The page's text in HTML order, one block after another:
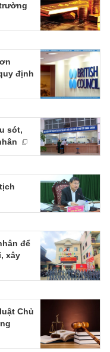
định
sót,
để
xây
Chủ